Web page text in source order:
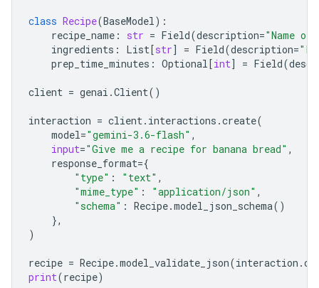
class Recipe(BaseModel):
recipe_name : str = Field(description="Name
ingredients : List[str] = Field(description=
prep_time_minutes : Optional[int] = Field(
client = genai .Client()
interaction = client. interactions .create(
model="gemini-3.6-flash" ,
input="Give me a recipe for banana bread" ,
response_format={
"type" : "text" ,
"mime_type" : "application/json" ,
"schema" : Recipe.model_json_schema()
},
)
recipe = Recipe.model_validate_json(interaction .
print(recipe)